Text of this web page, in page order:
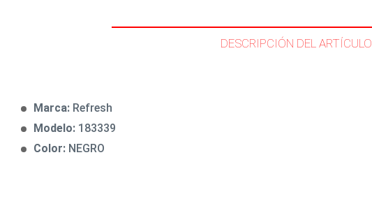
DESCRIPCIÓN DEL ARTÍCULO
Marca: Refresh
Modelo: 183339
Color: NEGRO